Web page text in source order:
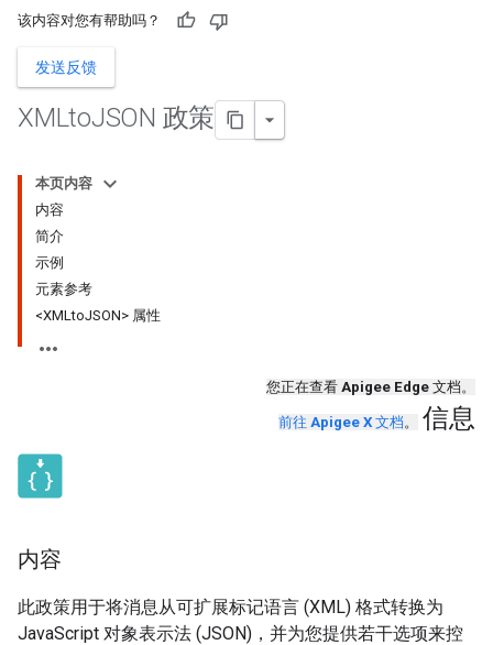
该内容对您有帮助吗？
发送反馈
XMLtoJSON 政策
本页内容
内容
简介
示例
元素参考
<XMLtoJSON> 属性
您正在查看 Apigee Edge 文档。
前往 Apigee X 文档。 信息
内容
此政策用于将消息从可扩展标记语言 (XML) 格式转换为
JavaScript 对象表示法 (JSON)，并为您提供若干选项来控